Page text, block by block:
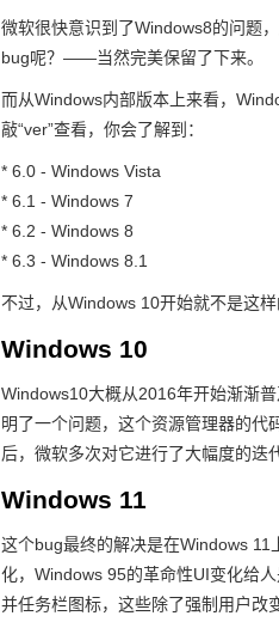
微软很快意识到了Windows8的问题
bug呢？——当然完美保留了下来。
而从Windows内部版本上来看，
敲“ver”查看，你会了解到：
* 6.0 - Windows Vista
* 6.1 - Windows 7
* 6.2 - Windows 8
* 6.3 - Windows 8.1
不过，从Windows 10开始就不是这样
Windows 10
Windows10大概从2016年开始渐渐
明了一个问题，这个资源管理器的代
后，微软多次对它进行了大幅度的迭
Windows 11
这个bug最终的解决是在Windows
化，Windows 95的革命性UI变化给
并任务栏图标，这些除了强制用户改